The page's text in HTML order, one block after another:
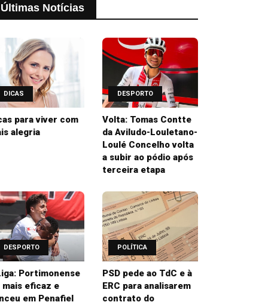
Últimas Notícias
DICAS
para viver com
alegria
DESPORTO
Volta: Tomas Contte
da Aviludo-Louletano-
Loulé Concelho volta
a subir ao pódio após
terceira etapa
DESPORTO
Portimonense
eficaz e
em Penafiel
POLÍTICA
PSD pede ao TdC e à
ERC para analisarem
contrato do